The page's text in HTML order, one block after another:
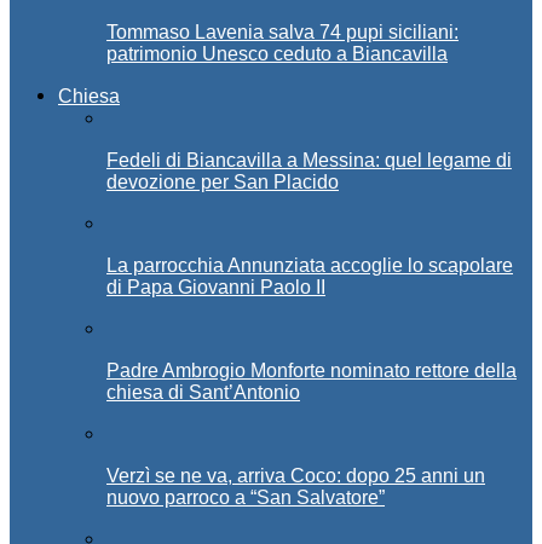
Tommaso Lavenia salva 74 pupi siciliani:
patrimonio Unesco ceduto a Biancavilla
Chiesa
Fedeli di Biancavilla a Messina: quel legame di
devozione per San Placido
La parrocchia Annunziata accoglie lo scapolare
di Papa Giovanni Paolo II
Padre Ambrogio Monforte nominato rettore della
chiesa di Sant’Antonio
Verzì se ne va, arriva Coco: dopo 25 anni un
nuovo parroco a “San Salvatore”